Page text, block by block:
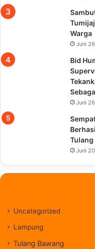
Warga
Juni
Bid
Juni
Tulang
Juni
Uncategorized
Lampung
Tulang Bawang